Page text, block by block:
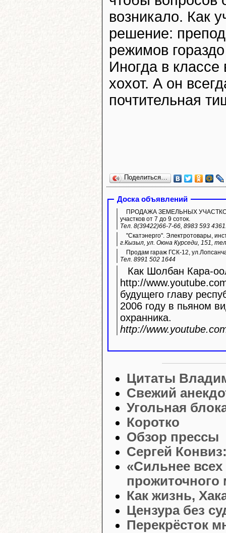
возникало. Как
решение:
режимов
Иногда в
хохот. А он
почтительная
Поделиться…
Доска объявлений
ПРОДАЖА ЗЕМЕЛЬНЫХ УЧАСТКОВ
участков от 7 до 9 соток.
Тел. 8(39422)66-7-66, 8983 593
"Скатэнерго". Электротовары,
г.Кызыл, ул. Оюна Курседи, 151,
Продам гараж ГСК-12,
Тел. 8991 502 1644
Как Шолбан Кара-
http://www.youtube.com/
будущего главу
2006 году в пьяном
охранника.
http://
Цитаты
Свежий
Угольная
Коротко
Обзор прессы
Сергей
«Сильнее
Как жизнь,
Цензура без
Перекрёсток